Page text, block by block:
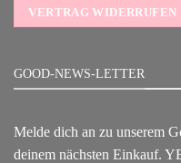
VERTRAG WIDERRUFEN
GOOD-NEWS-LETTER
Melde dich an zu unserem
deinem nächsten Einkauf.